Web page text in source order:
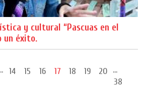
y cultural “Pascuas en el
un éxito.
14 15 16 17 18 19 20 ...
38